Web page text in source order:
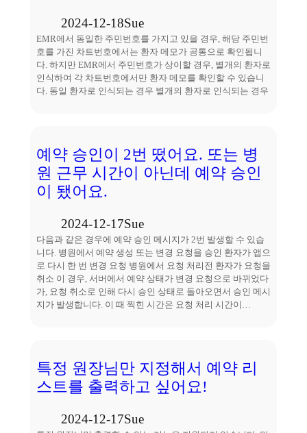
2024-12-18Sue
EMR에서 동일한 주민번호를 가지고 있을 경우, 해당 주민번
호를 가진 차트번호에서는 환자 메모가 공통으로 확인됩니
다. 하지만 EMR에서 주민번호가 상이할 경우, 별개의 환자로
인식하여 각 차트번호에서만 환자 메모를 확인할 수 있습니
다. 동일 환자로 인식되는 경우 별개의 환자로 인식되는 경우
예약 승인이 2번 떴어요. 또는 병
원 근무 시간이 아닌데 예약 승인
이 됐어요.
2024-12-17Sue
다음과 같은 경우에 예약 승인 메시지가 2번 발생할 수 있습
니다. 병원에서 예약 생성 또는 변경 요청을 승인 환자가 앱으
로 다시 한 번 변경 요청 병원에서 요청 처리전 환자가 요청을
취소 이 경우, 서버에서 예약 상태가 변경 요청으로 바뀌었다
가, 요청 취소로 인해 다시 승인 상태로 돌아오면서 승인 메시
지가 발생합니다. 이 때 찍힌 시간은 요청 처리 시간이…
특정 원장님만 지정해서 예약 리
스트를 출력하고 싶어요!
2024-12-17Sue